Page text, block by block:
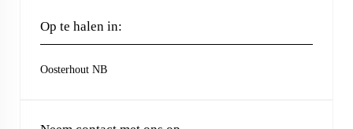
Op te halen in:
Oosterhout NB